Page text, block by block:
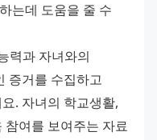
는데 도움을 줄 수
력과 자녀와의
증거를 수집하고
. 자녀의 학교생활,
여를 보여주는 자료